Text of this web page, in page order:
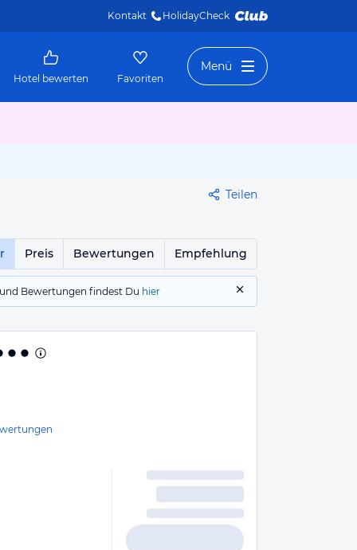
Kontakt HolidayCheck
Hotel bewerten Favoriten
Menü
Teilen
Preis Bewertungen Empfehlung
Bewertungen findest Du hier